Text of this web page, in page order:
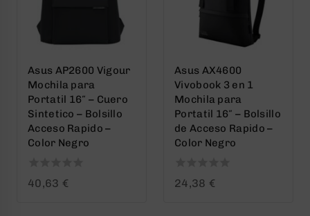
Asus AP2600 Vigour
Mochila para
Portatil 16″ – Cuero
Sintetico – Bolsillo
Acceso Rapido –
Color Negro
0
40,63 €
Asus AX4600
Vivobook 3 en 1
Mochila para
Portatil 16″ – Bolsillo
de Acceso Rapido –
Color Negro
0
24,38 €